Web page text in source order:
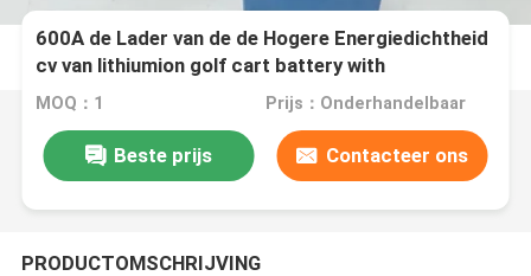
600A de Lader van de de Hogere Energiedichtheid
cv van lithiumion golf cart battery with
MOQ：1 Prijs：Onderhandelbaar
Beste prijs Contacteer ons
PRODUCTOMSCHRIJVING